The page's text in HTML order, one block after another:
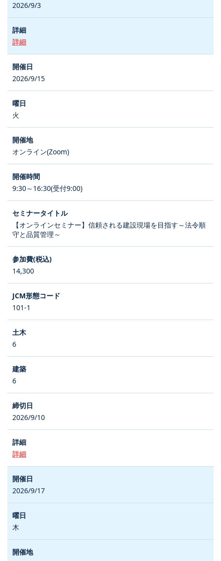
2026/9/3
詳細
2026/9/15
火
オンライン(Zoom)
9:30～16:30(受付9:00)
【オンラインセミナー】信頼される建設現場を目指す～法令順
守と品質管理～
14,300
101-1
6
6
2026/9/10
詳細
2026/9/17
木